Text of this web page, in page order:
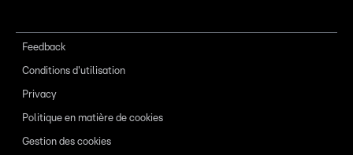
Feedback
Conditions d'utilisation
Privacy
Politique en matière de cookies
Gestion des cookies